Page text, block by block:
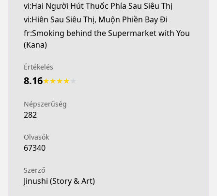
vi:Hai Người Hút Thuốc Phía Sau Siêu Thị
vi:Hiên Sau Siêu Thị, Muộn Phiền Bay Đi
fr:Smoking behind the Supermarket with You
(Kana)
Értékelés
8.16★★★★
Népszerűség
282
Olvasók
67340
Szerző
Jinushi (Story & Art)